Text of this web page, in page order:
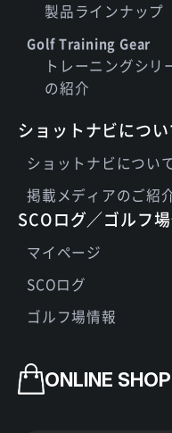
ONLINE SHOP
製品ラインナップ
Golf Training Gear
トレーニングシリ
の紹介
ショットナビについ
ショットナビについ
掲載メディアのご紹
SCOログ／ゴルフ
マイページ
SCOログ
ゴルフ場情報